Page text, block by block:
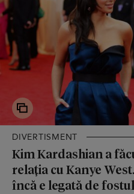
DIVERTISMENT
Kim Kardashian a
relația cu Kanye
încă e legată de